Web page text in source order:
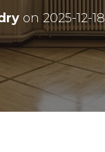
on 2025-12-18